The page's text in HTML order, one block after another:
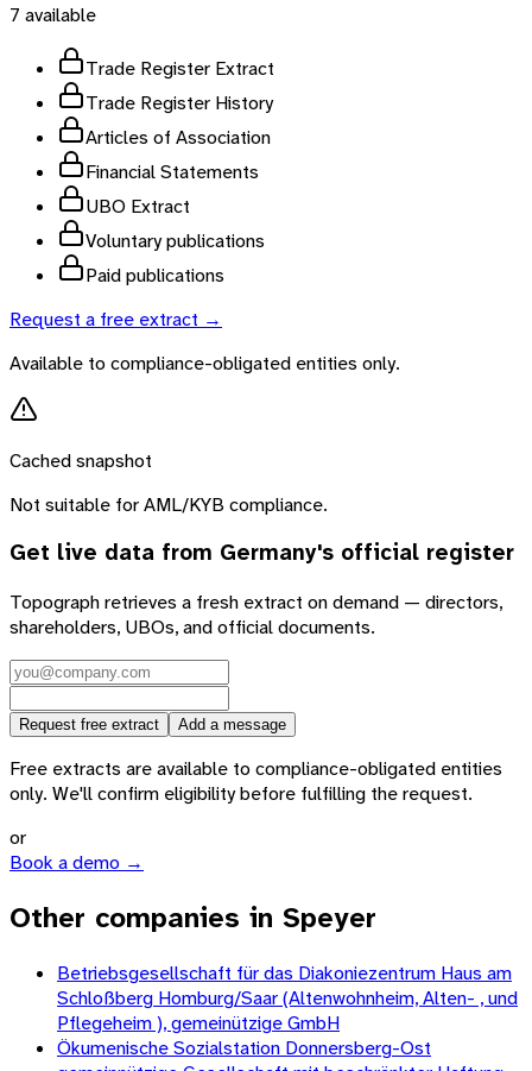
7 available
Trade Register Extract
Trade Register History
Articles of Association
Financial Statements
UBO Extract
Voluntary publications
Paid publications
Request a free extract →
Available to compliance-obligated entities only.
Cached snapshot
Not suitable for AML/KYB compliance.
Get live data from Germany's official register
Topograph retrieves a fresh extract on demand — directors,
shareholders, UBOs, and official documents.
Request free extract Add a message
Free extracts are available to compliance-obligated entities
only. We'll confirm eligibility before fulfilling the request.
or
Book a demo →
Other companies in Speyer
Betriebsgesellschaft für das Diakoniezentrum Haus am
Schloßberg Homburg/Saar (Altenwohnheim, Alten- , und
Pflegeheim ), gemeinützige GmbH
Ökumenische Sozialstation Donnersberg-Ost